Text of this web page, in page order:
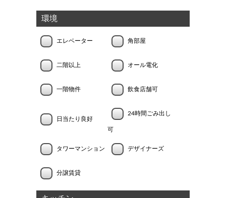
環境
エレベーター 角部屋
二階以上 オール電化
一階物件 飲食店舗可
日当たり良好
24時間ごみ出し
可
タワーマンション デザイナーズ
分譲賃貸